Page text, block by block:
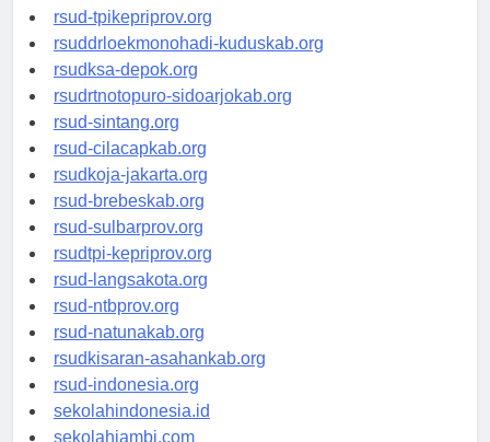
rsud-simeuluekab.org
rsud-tpikepriprov.org
rsuddrloekmonohadi-kuduskab.org
rsudksa-depok.org
rsudrtnotopuro-sidoarjokab.org
rsud-sintang.org
rsud-cilacapkab.org
rsudkoja-jakarta.org
rsud-brebeskab.org
rsud-sulbarprov.org
rsudtpi-kepriprov.org
rsud-langsakota.org
rsud-ntbprov.org
rsud-natunakab.org
rsudkisaran-asahankab.org
rsud-indonesia.org
sekolahindonesia.id